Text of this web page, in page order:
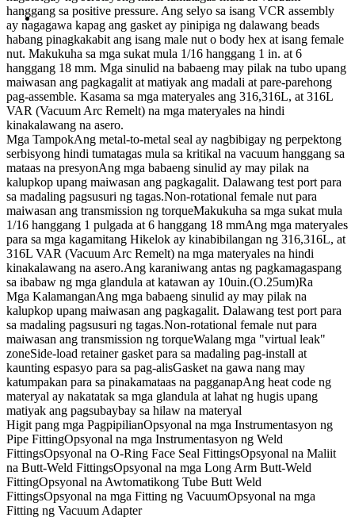
hanggang sa positive pressure. Ang selyo sa isang VCR assembly
ay nagagawa kapag ang gasket ay pinipiga ng dalawang beads
habang pinagkakabit ang isang male nut o body hex at isang female
nut. Makukuha sa mga sukat mula 1/16 hanggang 1 in. at 6
hanggang 18 mm. Mga sinulid na babaeng may pilak na tubo upang
maiwasan ang pagkagalit at matiyak ang madali at pare-parehong
pag-assemble. Kasama sa mga materyales ang 316,316L, at 316L
VAR (Vacuum Arc Remelt) na mga materyales na hindi
kinakalawang na asero.
Mga TampokAng metal-to-metal seal ay nagbibigay ng perpektong
serbisyong hindi tumatagas mula sa kritikal na vacuum hanggang sa
mataas na presyonAng mga babaeng sinulid ay may pilak na
kalupkop upang maiwasan ang pagkagalit. Dalawang test port para
sa madaling pagsusuri ng tagas.Non-rotational female nut para
maiwasan ang transmission ng torqueMakukuha sa mga sukat mula
1/16 hanggang 1 pulgada at 6 hanggang 18 mmAng mga materyales
para sa mga kagamitang Hikelok ay kinabibilangan ng 316,316L, at
316L VAR (Vacuum Arc Remelt) na mga materyales na hindi
kinakalawang na asero.Ang karaniwang antas ng pagkamagaspang
sa ibabaw ng mga glandula at katawan ay 10uin.(O.25um)Ra
Mga KalamanganAng mga babaeng sinulid ay may pilak na
kalupkop upang maiwasan ang pagkagalit. Dalawang test port para
sa madaling pagsusuri ng tagas.Non-rotational female nut para
maiwasan ang transmission ng torqueWalang mga "virtual leak"
zoneSide-load retainer gasket para sa madaling pag-install at
kaunting espasyo para sa pag-alisGasket na gawa nang may
katumpakan para sa pinakamataas na pagganapAng heat code ng
materyal ay nakatatak sa mga glandula at lahat ng hugis upang
matiyak ang pagsubaybay sa hilaw na materyal
Higit pang mga PagpipilianOpsyonal na mga Instrumentasyon ng
Pipe FittingOpsyonal na mga Instrumentasyon ng Weld
FittingsOpsyonal na O-Ring Face Seal FittingsOpsyonal na Maliit
na Butt-Weld FittingsOpsyonal na mga Long Arm Butt-Weld
FittingOpsyonal na Awtomatikong Tube Butt Weld
FittingsOpsyonal na mga Fitting ng VacuumOpsyonal na mga
Fitting ng Vacuum Adapter